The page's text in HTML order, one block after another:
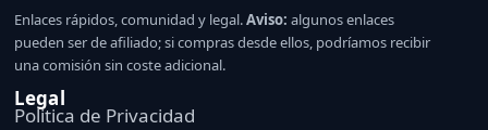
Enlaces rápidos, comunidad y legal.Aviso: algunos enlaces
pueden ser de afiliado; si compras desde ellos, podríamos recibir
una comisión sin coste adicional.
Legal
Politica de Privacidad